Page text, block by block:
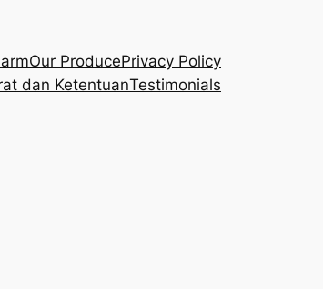
Our ProducePrivacy Policy
dan KetentuanTestimonials